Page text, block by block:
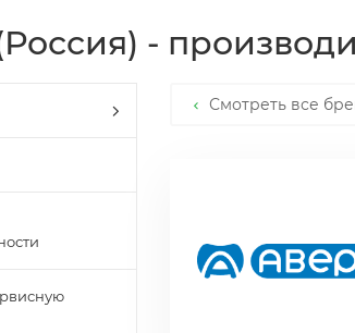
-
Смотреть все